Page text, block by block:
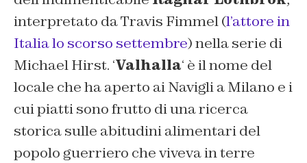
interpretato da Travis Fimmel (l’attore in
Italia lo scorso settembre) nella serie di
Michael Hirst. ‘Valhalla‘ è il nome del
locale che ha aperto ai Navigli a Milano e i
cui piatti sono frutto di una ricerca
storica sulle abitudini alimentari del
popolo guerriero che viveva in terre